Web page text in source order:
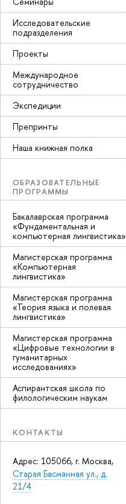
Исследовательские
подразделения
Проекты
Международное
сотрудничество
Экспедиции
Препринты
Наша книжная полка
ОБРАЗОВАТЕЛЬНЫЕ
ПРОГРАММЫ
Бакалаврская программа
«Фундаментальная и
компьютерная лингвистика»
Магистерская программа
«Компьютерная
лингвистика»
Магистерская программа
«Теория языка и полевая
лингвистика»
Магистерская программа
«Цифровые технологии в
гуманитарных
исследованиях»
Аспирантская школа по
филологическим наукам
КОНТАКТЫ
Адрес: 105066, г. Москва,
Старая Басманная ул., д.
21/4